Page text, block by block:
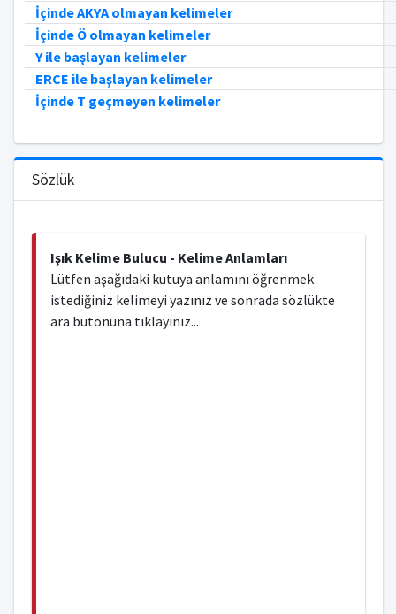
İçinde AKYA olmayan kelimeler
İçinde Ö olmayan kelimeler
Y ile başlayan kelimeler
ERCE ile başlayan kelimeler
İçinde T geçmeyen kelimeler
Sözlük
Işık Kelime Bulucu - Kelime Anlamları
Lütfen aşağıdaki kutuya anlamını öğrenmek
istediğiniz kelimeyi yazınız ve sonrada sözlükte
ara butonuna tıklayınız...